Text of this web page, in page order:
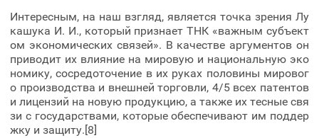
Интересным, на наш взгляд, является точка зрения Лу
кашука И. И., который признает ТНК «важным субъект
ом экономических связей». В качестве аргументов он
приводит их влияние на мировую и национальную эко
номику, сосредоточение в их руках половины мировог
о производства и внешней торговли, 4/5 всех патентов
и лицензий на новую продукцию, а также их тесные свя
зи с государствами, которые обеспечивают им поддер
жку и защиту.[8]